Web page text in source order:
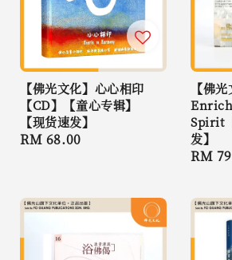
【佛光文化】心心相印
【CD】【童心专辑】
【现货速发】
Regular
RM 68.00
【佛
Spirit
发】
RM